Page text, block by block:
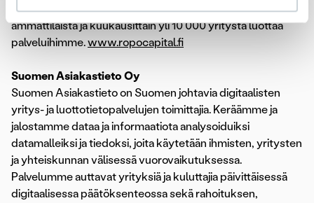
Suomessa, Ruotsissa ja Norjassa noin 400 talouden
ammattilaista ja kuukausittain yli 10 000 yritystä luottaa
palveluihimme.www.ropocapital.fi
Suomen Asiakastieto Oy
Suomen Asiakastieto on Suomen johtavia digitaalisten
yritys- ja luottotietopalvelujen toimittajia. Keräämme ja
jalostamme dataa ja informaatiota analysoiduiksi
datamalleiksi ja tiedoksi, joita käytetään ihmisten, yritysten
ja yhteiskunnan välisessä vuorovaikutuksessa.
Palvelumme auttavat yrityksiä ja kuluttajia päivittäisessä
digitaalisessa päätöksenteossa sekä rahoituksen,